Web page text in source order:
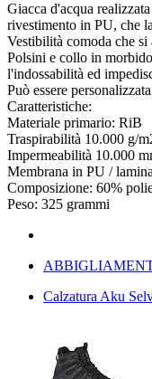
Giacca d'acqua
rivestimento in PU, che
Vestibilità comoda che si
Polsini e collo in
l'indossabilità ed
Può essere
Caratteristiche:
Materiale primario: RiB
Traspirabilità 10.000 g/
Impermeabilità 10.000
Membrana in PU /
Composizione: 60%
Peso: 325 grammi
Calzatura Aku